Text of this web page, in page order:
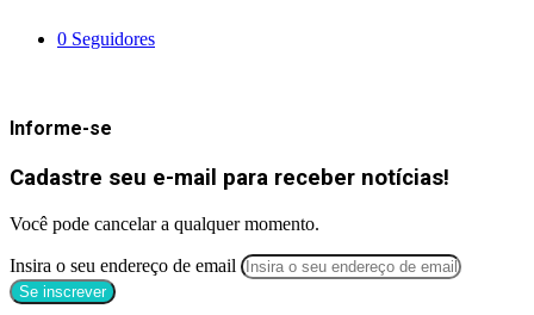
0 Seguidores
Informe-se
Cadastre seu e-mail para receber notícias!
Você pode cancelar a qualquer momento.
Insira o seu endereço de email